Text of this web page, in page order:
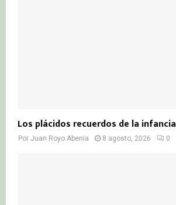
Los plácidos recuerdos de la infancia
Por Juan Royo Abenia 8 agosto, 2026 0